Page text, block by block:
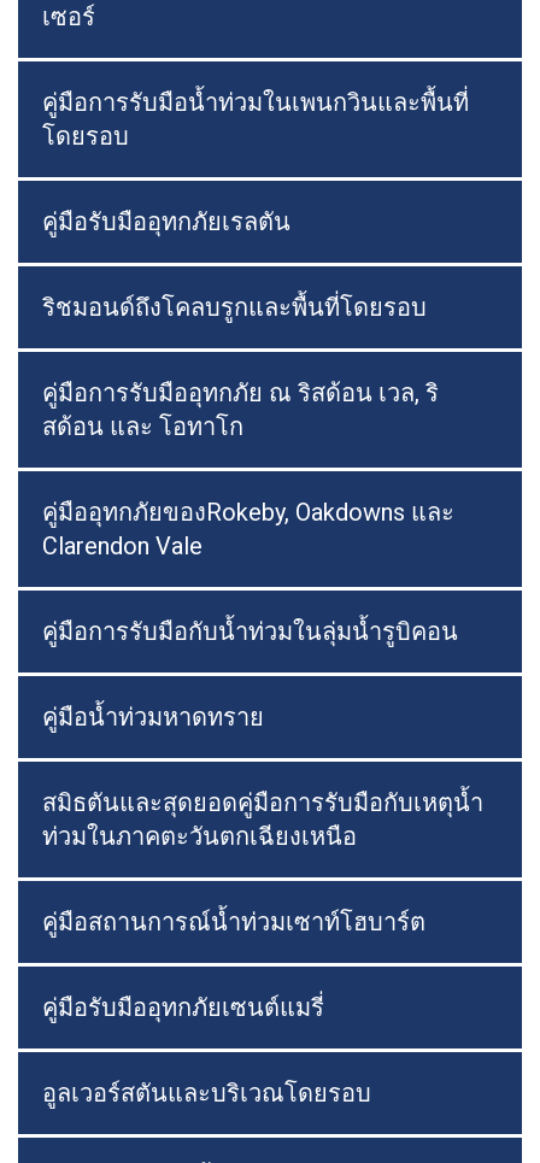
เซอร์
คู่มือการรับมือน้ำท่วมในเพนกวินและพื้นที่
โดยรอบ
คู่มือรับมืออุทกภัยเรลตัน
ริชมอนด์ถึงโคลบรูกและพื้นที่โดยรอบ
คู่มือการรับมืออุทกภัย ณ ริสด้อน เวล, ริ
สด้อน และ โอทาโก
คู่มืออุทกภัยของRokeby, Oakdowns และ
Clarendon Vale
คู่มือการรับมือกับน้ำท่วมในลุ่มน้ำรูบิคอน
คู่มือน้ำท่วมหาดทราย
สมิธตันและสุดยอดคู่มือการรับมือกับเหตุน้ำ
ท่วมในภาคตะวันตกเฉียงเหนือ
คู่มือสถานการณ์น้ำท่วมเซาท์โฮบาร์ต
คู่มือรับมืออุทกภัยเซนต์แมรี่
อูลเวอร์สตันและบริเวณโดยรอบ